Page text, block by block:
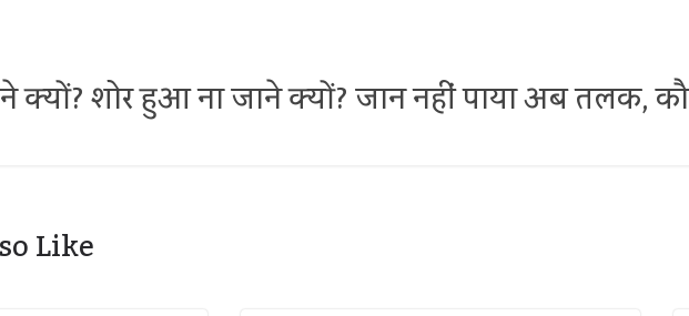
शोर हुआ ना जाने क्यों? जान नहीं पाया अब तलक,
Like